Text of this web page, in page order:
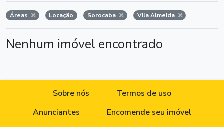
Áreas Locação Sorocaba Vila Almeida
Nenhum imóvel encontrado
Sobre nós
Termos de uso
Anunciantes
Encomende seu imóvel